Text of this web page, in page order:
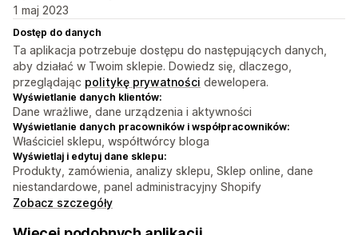
1 maj 2023
Dostęp do danych
Ta aplikacja potrzebuje dostępu do następujących danych,
aby działać w Twoim sklepie. Dowiedz się, dlaczego,
przeglądając politykę prywatności dewelopera.
Wyświetlanie danych klientów:
Dane wrażliwe, dane urządzenia i aktywności
Wyświetlanie danych pracowników i współpracowników:
Właściciel sklepu, współtwórcy bloga
Wyświetlaj i edytuj dane sklepu:
Produkty, zamówienia, analizy sklepu, Sklep online, dane
niestandardowe, panel administracyjny Shopify
Zobacz szczegóły